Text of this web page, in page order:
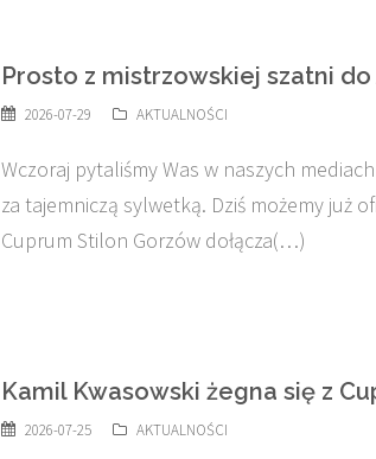
Prosto z mistrzowskiej szatni
2026-07-29 AKTUALNOŚCI
Wczoraj pytaliśmy Was w naszych
za tajemniczą sylwetką. Dziś możemy już
Cuprum Stilon Gorzów dołącza(…)
Kamil Kwasowski żegna się z
2026-07-25 AKTUALNOŚCI